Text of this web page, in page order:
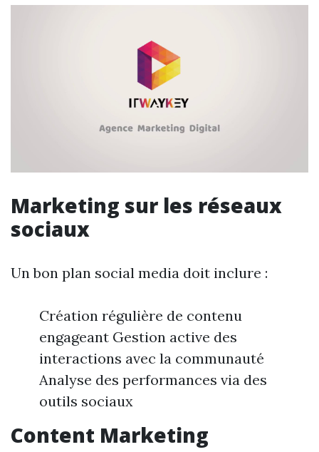
Marketing sur les réseaux
sociaux
Un bon plan social media doit inclure :
Création régulière de contenu
engageant Gestion active des
interactions avec la communauté
Analyse des performances via des
outils sociaux
Content Marketing